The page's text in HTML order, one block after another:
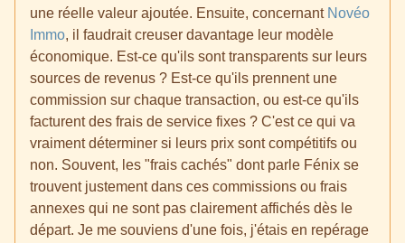
une réelle valeur ajoutée. Ensuite, concernant Novéo
Immo, il faudrait creuser davantage leur modèle
économique. Est-ce qu'ils sont transparents sur leurs
sources de revenus ? Est-ce qu'ils prennent une
commission sur chaque transaction, ou est-ce qu'ils
facturent des frais de service fixes ? C'est ce qui va
vraiment déterminer si leurs prix sont compétitifs ou
non. Souvent, les "frais cachés" dont parle Fénix se
trouvent justement dans ces commissions ou frais
annexes qui ne sont pas clairement affichés dès le
départ. Je me souviens d'une fois, j'étais en repérage